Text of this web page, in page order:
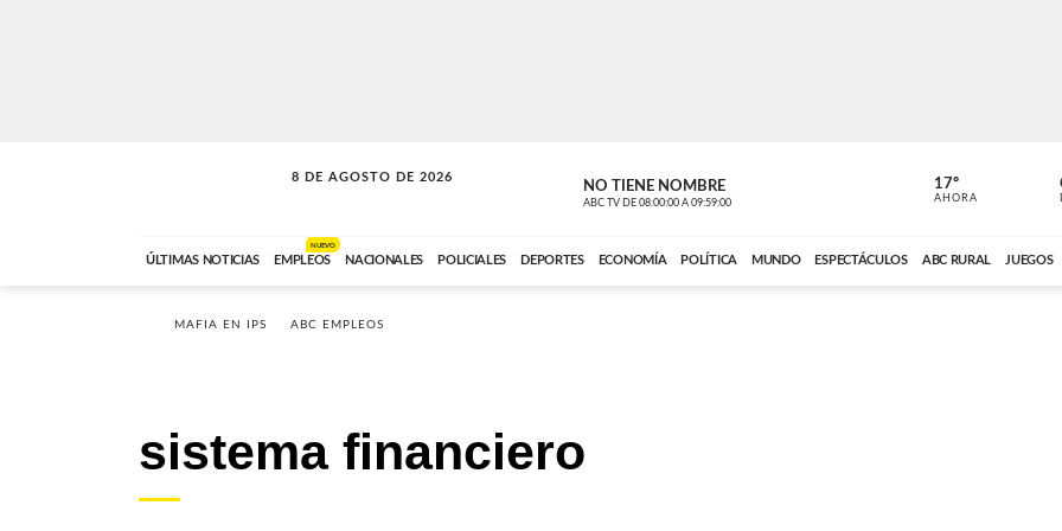
8 DE AGOSTO DE 2026
CONEXIÓN ROMANCE NO TIENE NOMBRE
ABC TV DE 08:00:00 A 09:59:00
NO TIENE
ABC CARDINAL
17º
AHORA
ÚLTIMAS NOTICIAS EMPLEOS
NUEVO
NACIONALES POLICIALES DEPORTES ECONOMÍA POLÍTICA MUNDO ESPECTÁCULOS ABC RURAL JUEGOS
MAFIA EN IPS ABC EMPLEOS
sistema financiero